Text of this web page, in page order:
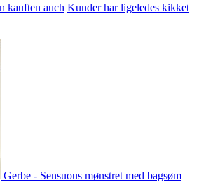
kauften auch Kunder har ligeledes kikket
Gerbe - Sensuous mønstret med bagsøm